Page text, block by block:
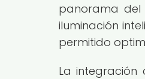
panorama del
iluminación
permitido
La integración